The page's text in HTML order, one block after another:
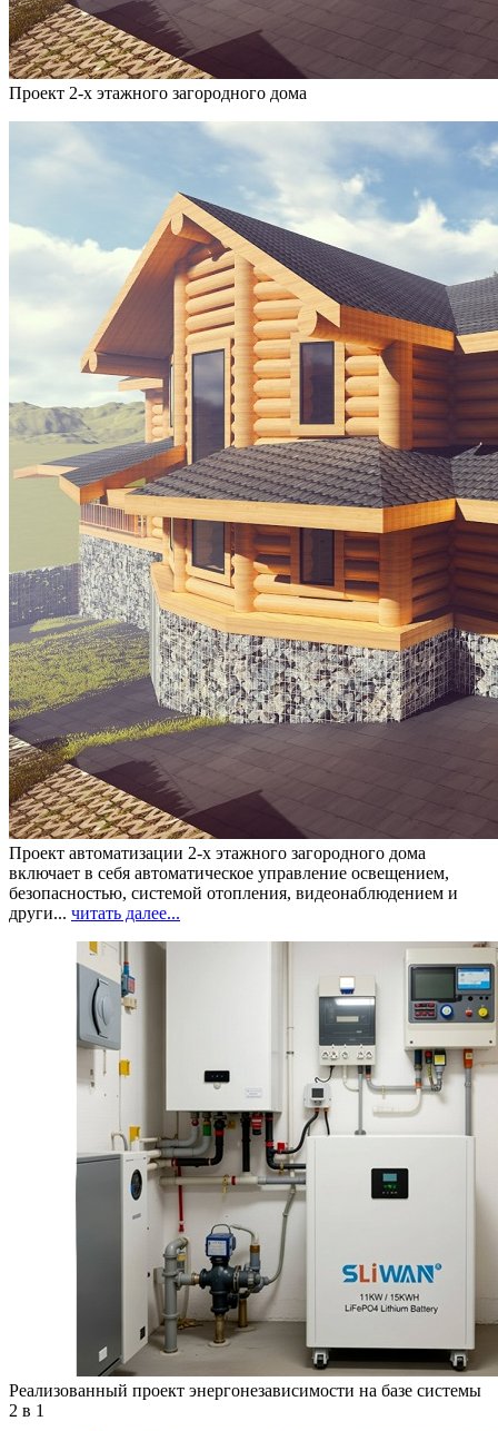
Проект 2-х этажного загородного дома
Проект автоматизации 2-х этажного загородного дома
включает в себя автоматическое управление освещением,
безопасностью, системой отопления, видеонаблюдением и
други... читать далее...
Реализованный проект энергонезависимости на базе системы
2 в 1